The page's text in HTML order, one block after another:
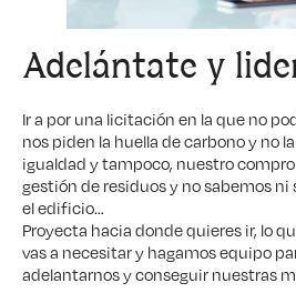
Adelántate y
Ir a por una licitación en la que no
nos piden la huella de carbono y no
igualdad y tampoco, nuestro
gestión de residuos y no sabemos
el edificio…
Proyecta hacia donde quieres ir, lo
vas a necesitar y hagamos equipo
adelantarnos y conseguir nuestras